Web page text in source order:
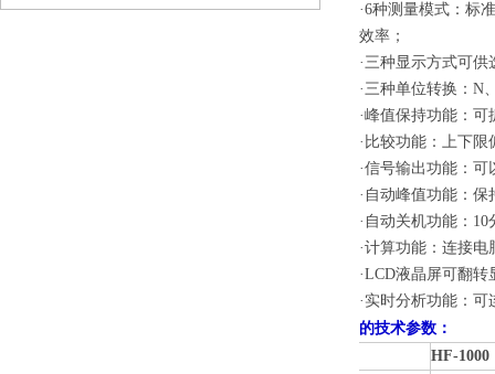
·6种测量模式：标
效率；
·三种显示方式可
·三种单位转换：N
·峰值保持功能：
·比较功能：上下
·信号输出功能：
·自动峰值功能：
·自动关机功能：
·计算功能：连接
·LCD液晶屏可翻
·实时分析功能：
的技术参数：
HF-1000